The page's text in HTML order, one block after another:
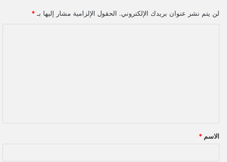
لن يتم نشر عنوان بريدك الإلكتروني. الحقول الإلزامية مشار إليها بـ *
ق
*
الاسم *